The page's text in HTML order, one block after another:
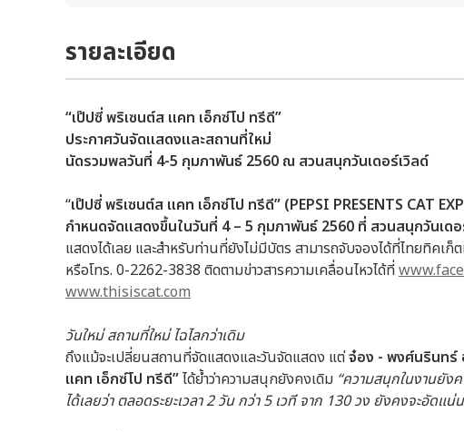
รายละเอียด
“เป๊ปซี่ พริเซนต์ส แคท เอ็กซ์โป ทรีดี”
ประกาศวันจัดแสดงและสถานที่ใหม่
นัดรวมพลวันที่ 4-5 กุมภาพันธ์ 2560 ณ สวนสนุกวันเดอร์เวิลด์
“เป๊ปซี่ พริเซนต์ส แคท เอ็กซ์โป ทรีดี” (PEPSI PRESENTS CAT
กำหนดจัดแสดงขึ้นในวันที่ 4 – 5 กุมภาพันธ์ 2560 ที่ สวนสนุกวันเดอ
แสดงได้เลย และสำหรับท่านที่ยังไม่มีบัตร สามารถจับจองได้ที่ไทยทิคเก็ต
หรือโทร. 0-2262-3838 ติดตามข่าวสารความเคลื่อนไหวได้ที่
www.thisiscat.com
วันใหม่ สถานที่ใหม่ ไฉไลกว่าเดิม
ถึงแม้จะเปลี่ยนสถานที่จัดแสดงและวันจัดแสดง แต่จ๋อง - พงศ์นรินทร์
แคท เอ็กซ์โป ทรีดี”ได้ย้ำว่าความสนุกยังคงเดิม “ความสนุกในงานยัง
ได้เลยว่า ตลอดระยะเวลา 2 วัน กว่า 5 เวที จาก 130 วง ยังคงจะอัด